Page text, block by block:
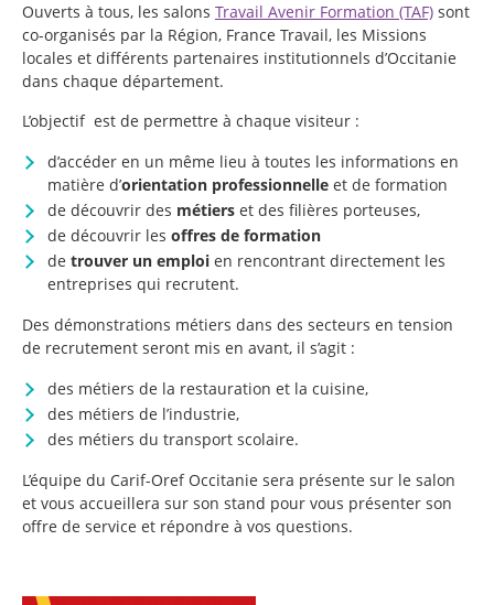
Ouverts à tous, les salons Travail Avenir Formation (TAF) sont
co-organisés par la Région, France Travail, les Missions
locales et différents partenaires institutionnels d’Occitanie
dans chaque département.
L’objectif est de permettre à chaque visiteur :
d’accéder en un même lieu à toutes les informations en
matière d’orientation professionnelle et de formation
de découvrir des métiers et des filières porteuses,
de découvrir les offres de formation
de trouver un emploi en rencontrant directement les
entreprises qui recrutent.
Des démonstrations métiers dans des secteurs en tension
de recrutement seront mis en avant, il s’agit :
des métiers de la restauration et la cuisine,
des métiers de l’industrie,
des métiers du transport scolaire.
L’équipe du Carif-Oref Occitanie sera présente sur le salon
et vous accueillera sur son stand pour vous présenter son
offre de service et répondre à vos questions.